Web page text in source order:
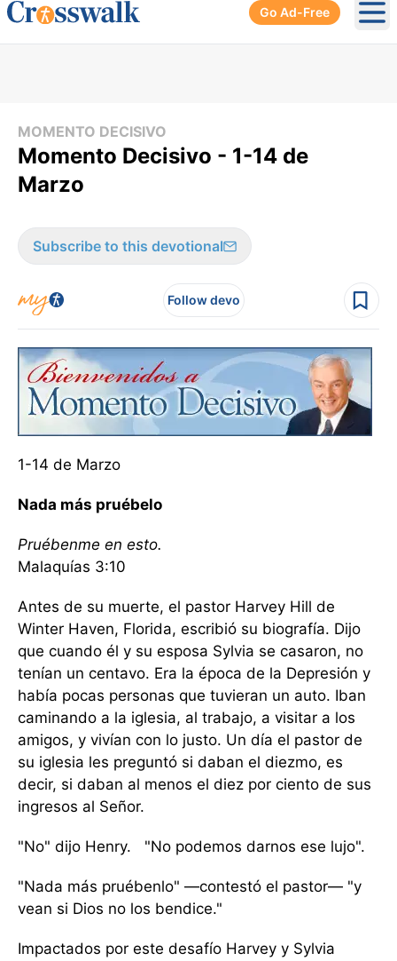
Go Ad-Free
MOMENTO DECISIVO
Momento Decisivo - 1-14 de
Marzo
Subscribe to this devotional
Follow devo
1-14 de Marzo
Nada más pruébelo
Pruébenme en esto.
Malaquías 3:10
Antes de su muerte, el pastor Harvey Hill de
Winter Haven, Florida, escribió su biografía. Dijo
que cuando él y su esposa Sylvia se casaron, no
tenían un centavo. Era la época de la Depresión y
había pocas personas que tuvieran un auto. Iban
caminando a la iglesia, al trabajo, a visitar a los
amigos, y vivían con lo justo. Un día el pastor de
su iglesia les preguntó si daban el diezmo, es
decir, si daban al menos el diez por ciento de sus
ingresos al Señor.
"No" dijo Henry. "No podemos darnos ese lujo".
"Nada más pruébenlo" —contestó el pastor— "y
vean si Dios no los bendice."
Impactados por este desafío Harvey y Sylvia